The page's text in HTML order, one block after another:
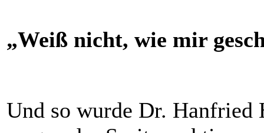
„Weiß nicht, wie mir
Und so wurde Dr. Hanfried